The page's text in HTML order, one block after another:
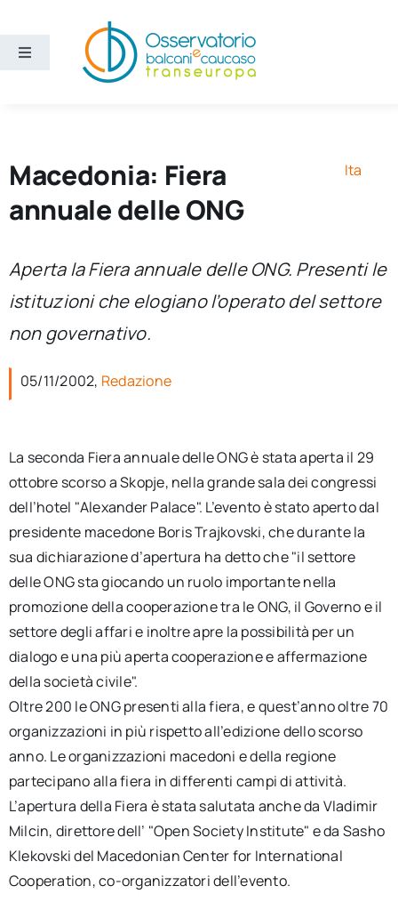
contenuto
Toggle
Ricerca e divulgazione
Sezioni
Chi siamo
Cerca
Newsletter
Ita
Macedonia: Fiera
annuale delle ONG
Ita
Aperta la Fiera annuale delle ONG. Presenti le
istituzioni che elogiano l’operato del settore
non governativo.
05/11/2002, Redazione
La seconda Fiera annuale delle ONG è stata aperta il 29
ottobre scorso a Skopje, nella grande sala dei congressi
dell’hotel "Alexander Palace". L’evento è stato aperto dal
presidente macedone Boris Trajkovski, che durante la
sua dichiarazione d’apertura ha detto che "il settore
delle ONG sta giocando un ruolo importante nella
promozione della cooperazione tra le ONG, il Governo e il
settore degli affari e inoltre apre la possibilità per un
dialogo e una più aperta cooperazione e affermazione
della società civile".
Oltre 200 le ONG presenti alla fiera, e quest’anno oltre 70
organizzazioni in più rispetto all’edizione dello scorso
anno. Le organizzazioni macedoni e della regione
partecipano alla fiera in differenti campi di attività.
L’apertura della Fiera è stata salutata anche da Vladimir
Milcin, direttore dell’ "Open Society Institute" e da Sasho
Klekovski del Macedonian Center for International
Cooperation, co-organizzatori dell’evento.